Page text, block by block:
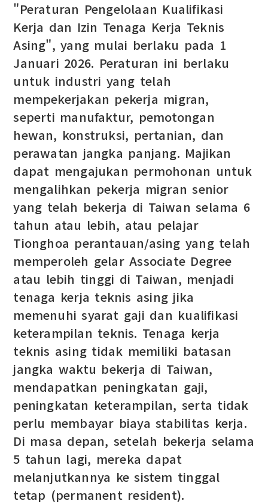
"Peraturan Pengelolaan Kualifikasi
Kerja dan Izin Tenaga Kerja Teknis
Asing", yang mulai berlaku pada 1
Januari 2026. Peraturan ini berlaku
untuk industri yang telah
mempekerjakan pekerja migran,
seperti manufaktur, pemotongan
hewan, konstruksi, pertanian, dan
perawatan jangka panjang. Majikan
dapat mengajukan permohonan untuk
mengalihkan pekerja migran senior
yang telah bekerja di Taiwan selama 6
tahun atau lebih, atau pelajar
Tionghoa perantauan/asing yang telah
memperoleh gelar Associate Degree
atau lebih tinggi di Taiwan, menjadi
tenaga kerja teknis asing jika
memenuhi syarat gaji dan kualifikasi
keterampilan teknis. Tenaga kerja
teknis asing tidak memiliki batasan
jangka waktu bekerja di Taiwan,
mendapatkan peningkatan gaji,
peningkatan keterampilan, serta tidak
perlu membayar biaya stabilitas kerja.
Di masa depan, setelah bekerja selama
5 tahun lagi, mereka dapat
melanjutkannya ke sistem tinggal
tetap (permanent resident).